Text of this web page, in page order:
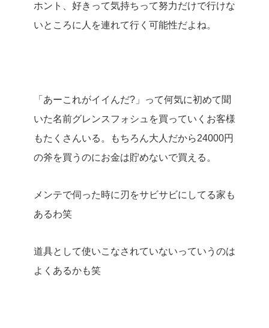
ホント、好きって気持ちって努力だけで行けな
いところに人を連れて行く可能性だよね。
「あーこれがイイんだ?」って何気に初めて聞
いた名前グレンスフォシュを買っていくお客様
もたくさんいる。もちろん大人だから24000円
の斧を買うのにお金は貯めないで買える。
メンテで伺った時に刃をサビサビにしてる家も
あるわ笑
道具として使いこなされていないっていうのは
よくあるかも笑